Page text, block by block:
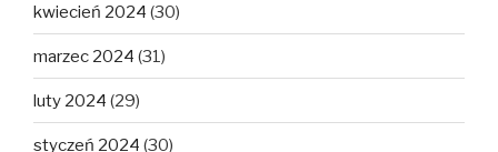
kwiecień 2024 (30)
marzec 2024 (31)
luty 2024 (29)
styczeń 2024 (30)